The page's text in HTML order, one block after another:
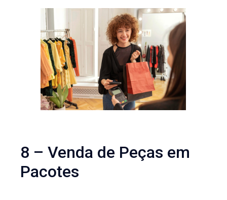
8 – Venda de Peças em
Pacotes